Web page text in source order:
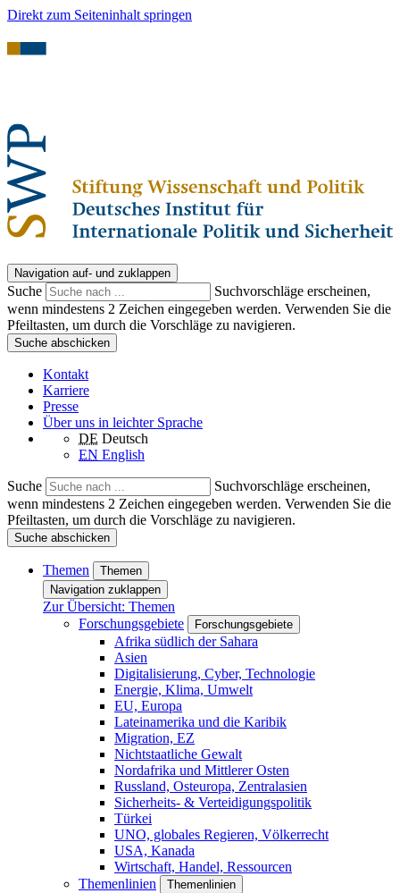
Direkt zum Seiteninhalt springen
Navigation auf- und zuklappen
Suche
Suchvorschläge erscheinen,
wenn mindestens 2 Zeichen eingegeben werden. Verwenden Sie die
Pfeiltasten, um durch die Vorschläge zu navigieren.
Suche abschicken
Kontakt
Karriere
Presse
Über uns in leichter Sprache
DE Deutsch
EN English
Suche
Suchvorschläge erscheinen,
wenn mindestens 2 Zeichen eingegeben werden. Verwenden Sie die
Pfeiltasten, um durch die Vorschläge zu navigieren.
Suche abschicken
Themen
Themen
Navigation zuklappen
Zur Übersicht: Themen
Forschungsgebiete
Forschungsgebiete
Afrika südlich der Sahara
Asien
Digitalisierung, Cyber, Technologie
Energie, Klima, Umwelt
EU, Europa
Lateinamerika und die Karibik
Migration, EZ
Nichtstaatliche Gewalt
Nordafrika und Mittlerer Osten
Russland, Osteuropa, Zentralasien
Sicherheits- & Verteidigungspolitik
Türkei
UNO, globales Regieren, Völkerrecht
USA, Kanada
Wirtschaft, Handel, Ressourcen
Themenlinien
Themenlinien